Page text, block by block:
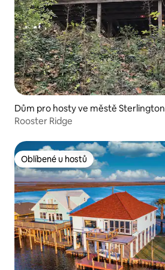
Dům pro hosty ve městě Sterlington
Rooster Ridge
Oblíbené u hostů
Oblíbené u hostů